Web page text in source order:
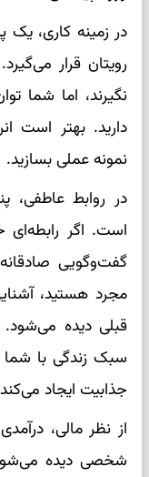
در زمینه کاری، یک
رویتان قرار
نگیرند، اما شما
دارید. بهتر است
نمونه عملی بسازید.
در روابط عاطفی،
است. اگر رابطه‌ای
گفت‌وگویی
مجرد هستید،
قبلی دیده
سبک زندگی با شما
جذابیت ایجاد
از نظر مالی،
شخصی دیده